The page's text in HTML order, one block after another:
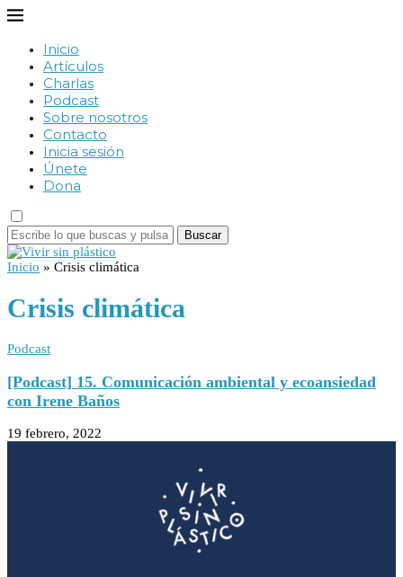
Inicio
Artículos
Charlas
Podcast
Sobre nosotros
Contacto
Inicia sesión
Únete
Dona
Buscar
Inicio » Crisis climática
Crisis climática
Podcast
[Podcast] 15. Comunicación ambiental y ecoansiedad
con Irene Baños
19 febrero, 2022